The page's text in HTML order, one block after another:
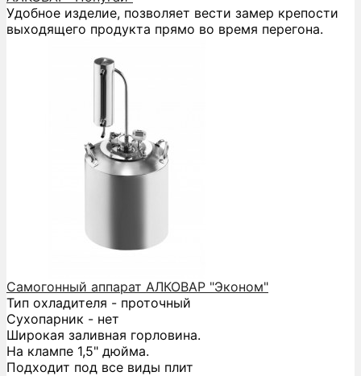
Удобное изделие, позволяет вести замер крепости
выходящего продукта прямо во время перегона.
Самогонный аппарат АЛКОВАР "Эконом"
Тип охладителя - проточный
Сухопарник - нет
Широкая заливная горловина.
На клампе 1,5" дюйма.
Подходит под все виды плит